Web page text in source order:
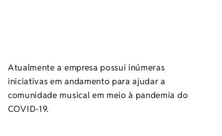
Atualmente a empresa possui inúmeras
iniciativas em andamento para ajudar a
comunidade musical em meio à pandemia do
COVID-19.